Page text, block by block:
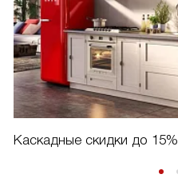
Каскадные скидки до 15%